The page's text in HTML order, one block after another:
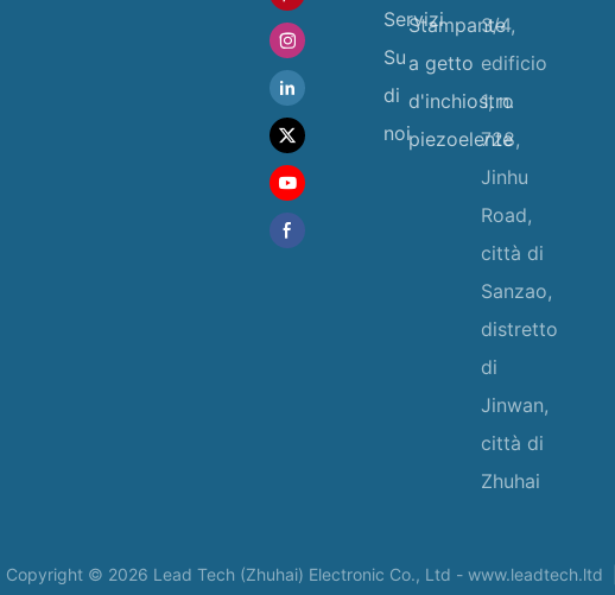
Servizi
Su
di
noi
Stampante
a getto
d'inchiostro
piezoelente
3/4,
edificio
1, n.
728,
Jinhu
Road,
città di
Sanzao,
distretto
di
Jinwan,
città di
Zhuhai
Copyright © 2026 Lead Tech (Zhuhai) Electronic Co., Ltd - www.leadtech.ltd